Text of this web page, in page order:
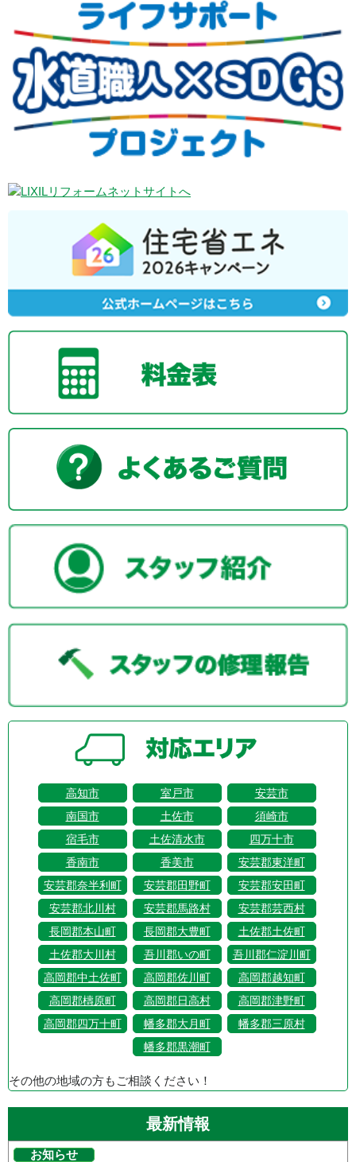
高知市 室戸市
安芸市
南国市
土佐市
須崎市
宿毛市
土佐清水市
四万十市
香南市
香美市
安芸郡東洋町
安芸郡奈半利町
安芸郡田野町
安芸郡安田町
安芸郡北川村
安芸郡馬路村
安芸郡芸西村
長岡郡本山町
長岡郡大豊町
土佐郡土佐町
土佐郡大川村
吾川郡いの町
吾川郡仁淀川町
高岡郡中土佐町
高岡郡佐川町
高岡郡越知町
高岡郡檮原町
高岡郡日高村
高岡郡津野町
高岡郡四万十町
幡多郡大月町
幡多郡三原村
幡多郡黒潮町
その他の地域の方もご相談ください！
最新情報
お知らせ